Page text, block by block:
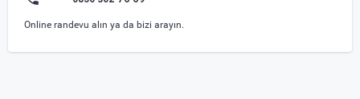
Online randevu alın ya da bizi arayın.